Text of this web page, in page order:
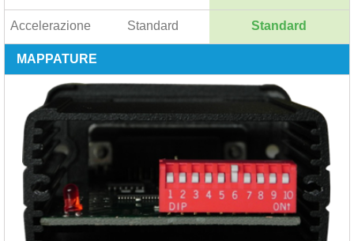
Accelerazione Standard Standard
MAPPATURE